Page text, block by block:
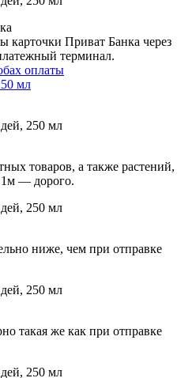
карточки Приват Банка через
терминал.
оплаты
товаров, а также растений,
1м — дорого.
ниже, чем при отправке
такая же как при отправке